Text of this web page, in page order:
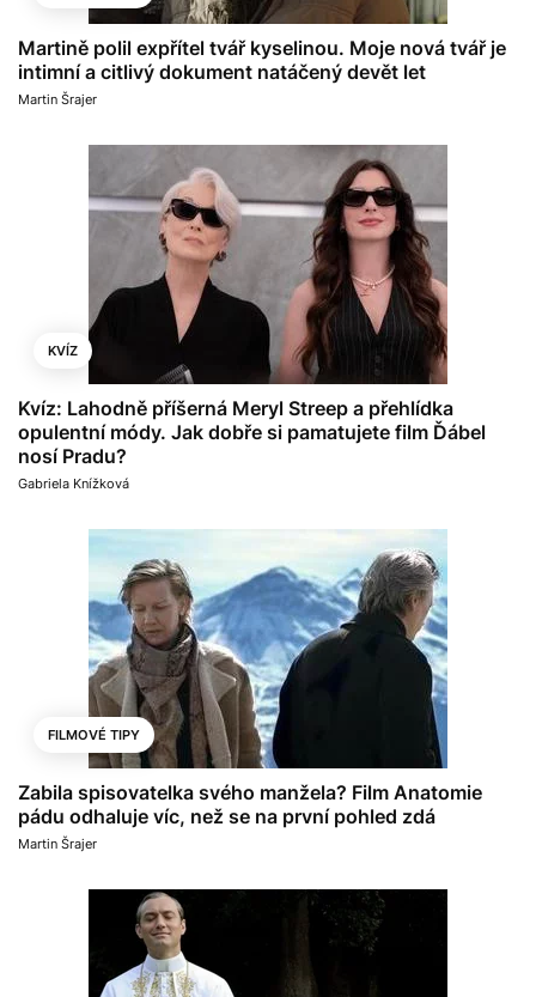
Martině polil expřítel tvář kyselinou. Moje nová tvář je
intimní a citlivý dokument natáčený devět let
Martin Šrajer
KVÍZ
Kvíz: Lahodně příšerná Meryl Streep a přehlídka
opulentní módy. Jak dobře si pamatujete film Ďábel
nosí Pradu?
Gabriela Knížková
FILMOVÉ TIPY
Zabila spisovatelka svého manžela? Film Anatomie
pádu odhaluje víc, než se na první pohled zdá
Martin Šrajer